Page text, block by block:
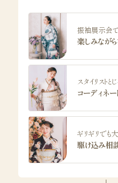
振袖展示会で
楽しみなが
スタイリストと
コーディネ
ギリギリでも
駆け込み相